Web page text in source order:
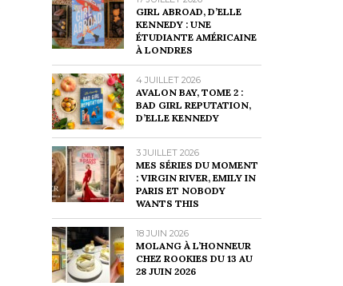
GIRL ABROAD, D’ELLE
KENNEDY : UNE
ÉTUDIANTE AMÉRICAINE
À LONDRES
4 JUILLET 2026
AVALON BAY, TOME 2 :
BAD GIRL REPUTATION,
D’ELLE KENNEDY
3 JUILLET 2026
MES SÉRIES DU MOMENT
: VIRGIN RIVER, EMILY IN
PARIS ET NOBODY
WANTS THIS
18 JUIN 2026
MOLANG À L’HONNEUR
CHEZ ROOKIES DU 13 AU
28 JUIN 2026